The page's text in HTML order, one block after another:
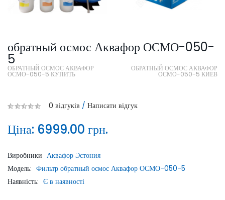
обратный осмос Аквафор ОСМО-050-
5
ОБРАТНЫЙ ОСМОС АКВАФОР
ОСМО-050-5 КУПИТЬ
ОБРАТНЫЙ ОСМОС АКВАФОР
ОСМО-050-5 КИЕВ
0 відгуків / Написати відгук
Ціна: 6999.00 грн.
Виробники Аквафор Эстония
Модель: Фильтр обратный осмос Аквафор ОСМО-050-5
Наявність: Є в наявності